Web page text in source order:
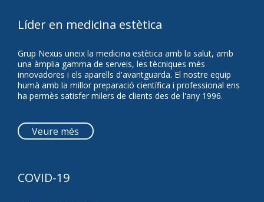
Líder en medicina estètica
Grup Nexus uneix la medicina estètica amb la salut, amb
una àmplia gamma de serveis, les tècniques més
innovadores i els aparells d'avantguarda. El nostre equip
humà amb la millor preparació científica i professional ens
ha permès satisfer milers de clients des de l'any 1996.
Veure més
COVID-19